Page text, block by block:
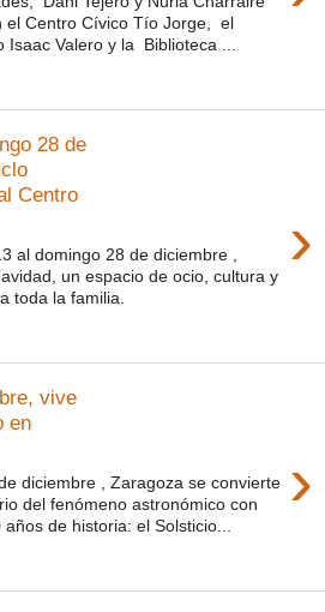
el Centro Cívico Tío Jorge, el
Isaac Valero y la Biblioteca ...
28 de
Centro
›
al domingo 28 de diciembre ,
un espacio de ocio, cultura y
toda la familia.
vive
en
›
diciembre , Zaragoza se convierte
del fenómeno astronómico con
de historia: el Solsticio...